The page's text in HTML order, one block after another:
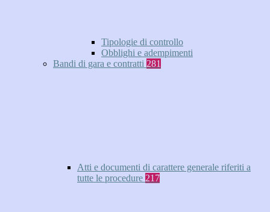
Tipologie di controllo
Obblighi e adempimenti
Bandi di gara e contratti 281
Atti e documenti di carattere generale riferiti a
tutte le procedure 217